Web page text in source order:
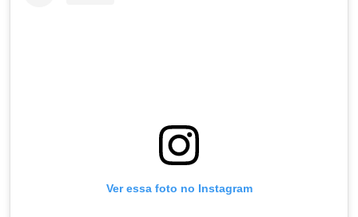
Ver essa foto no Instagram